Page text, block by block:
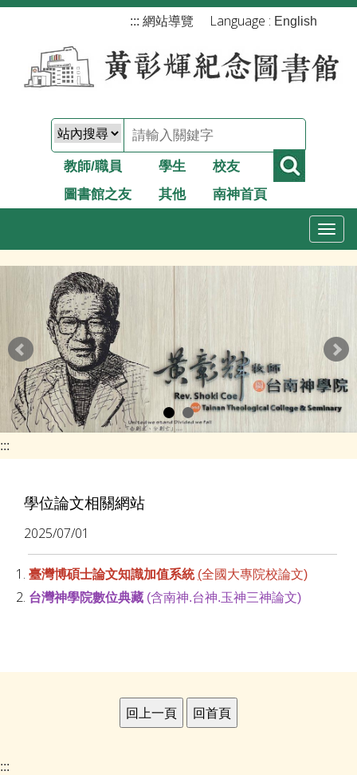
跳
::: 網站導覽 Language : English
教師/職員 學生
校友
圖書館之友
其他 南神首頁
T
l
e
n
a
:::
學位論文相關網站
2025/07/01
1. 臺灣博碩士論文知識加值系統 (全國大專院校論文)
2. 台灣神學院數位典藏 (含南神.台神.玉神三神論文)
:::